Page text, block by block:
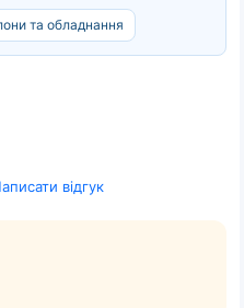
та обладнання
відгук